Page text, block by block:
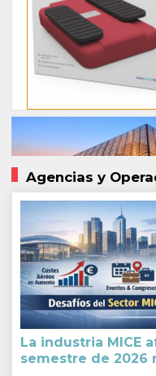
Agencias y
La industria MICE
semestre de 2026